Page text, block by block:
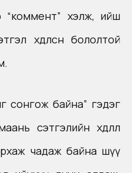
“коммент” хэлж, ийш
хөдөлсөн бололтой
сонгож байна” гэдэг
сэтгэлийн хөдлөлөө
чадаж байна шүү